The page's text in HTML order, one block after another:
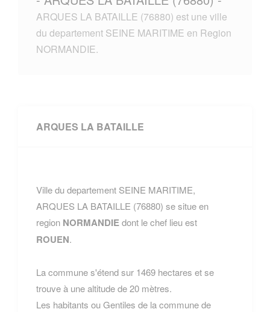
ARQUES LA BATAILLE (76880) est une ville
du departement SEINE MARITIME en Region
NORMANDIE.
ARQUES LA BATAILLE
Ville du departement SEINE MARITIME,
ARQUES LA BATAILLE (76880) se situe en
region NORMANDIEdont le chef lieu est
ROUEN.
La commune s'étend sur 1469 hectares et se
trouve à une altitude de 20 mètres.
Les habitants ou Gentiles de la commune de